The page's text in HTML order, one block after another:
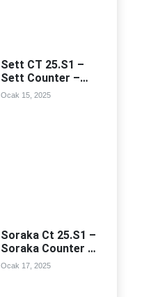
Sett CT 25.S1 –
Sett Counter –
Sett Counterleri
Ocak 15, 2025
Soraka Ct 25.S1 –
Soraka Counter –
Soraka
Ocak 17, 2025